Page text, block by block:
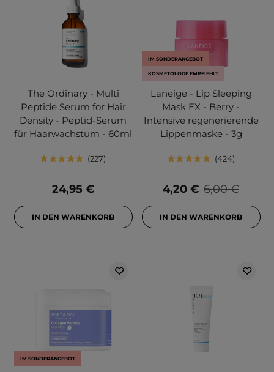
The Ordinary - Multi
Peptide Serum for Hair
Density - Peptid-Serum
für Haarwachstum - 60ml
227
24,95 €
IN DEN WARENKORB
IM SONDERANGEBOT
KOSMETOLOGE EMPFIEHLT
Laneige - Lip Sleeping
Mask EX - Berry -
Intensive regenerierende
Lippenmaske - 3g
424
6,00 €
4,20 €
IN DEN WARENKORB
IM SONDERANGEBOT